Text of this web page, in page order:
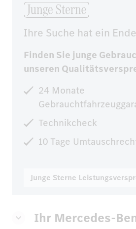
Ihre Suche hat ein
Finden Sie junge
unseren
24 Monate
Technikcheck
10 Tage
Junge Sterne
Ihr Mercedes-